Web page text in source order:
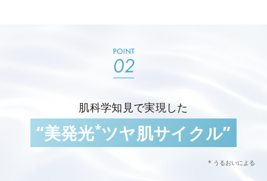
肌科学知見で実現した
“美発光*ツヤ肌サイクル”
* うるおいによる